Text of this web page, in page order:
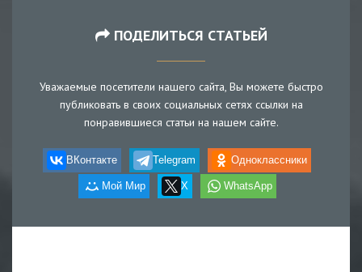
ПОДЕЛИТЬСЯ СТАТЬЕЙ
Уважаемые посетители нашего сайта, Вы можете быстро
публиковать в своих социальных сетях ссылки на
понравившиеся статьи на нашем сайте.
ВКонтакте Telegram Одноклассники
Мой Мир X WhatsApp